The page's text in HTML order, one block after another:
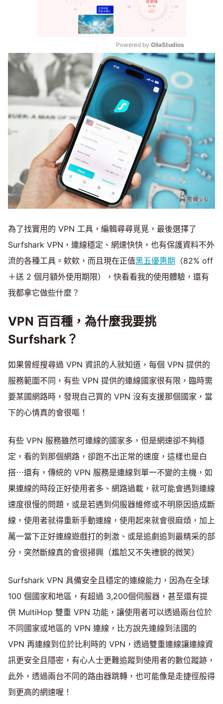
Powered by GliaStudios
為了找實用的 VPN 工具，編輯尋尋覓覓，最後選擇了
Surfshark VPN，連線穩定、網速快快，也有保護資料不外
流的各種工具。欸欸，而且現在正值黑五優惠期 （82% off
＋送 2 個月額外使用期限），快看看我的使用體驗，還有
我都拿它做些什麼？
VPN 百百種，為什麼我要挑
Surfshark？
如果曾經搜尋過 VPN 資訊的人就知道，每個 VPN 提供的
服務範圍不同，有些 VPN 提供的連線國家很有限，臨時需
要某國網路時，發現自己買的 VPN 沒有支援那個國家，當
下的心情真的會很嘔！
有些 VPN 服務雖然可連線的國家多，但是網速卻不夠穩
定，看的到那個網路，卻跑不出正常的速度，這樣也是白
搭⋯還有，傳統的 VPN 服務是連線到單一不變的主機，如
果連線的時段正好使用者多、網路過載，就可能會遇到連線
速度很慢的問題，或是若遇到伺服器維修或不明原因造成斷
線，使用者就得重新手動連線，使用起來就會很麻煩，加上
萬一當下正好連線遊戲打的刺激、或是追劇追到最精采的部
分，突然斷線真的會很掃興（尷尬又不失禮貌的微笑）
Surfshark VPN 具備安全且穩定的連線能力，因為在全球
100 個國家和地區，有超過 3,200個伺服器，甚至還有提
供 MultiHop 雙重 VPN 功能，讓使用者可以透過兩台位於
不同國家或地區的 VPN 連線，比方說先連線到法國的
VPN 再連線到位於比利時的 VPN，透過雙重連線讓連線資
訊更安全且隱密，有心人士更難追蹤到使用者的數位蹤跡，
此外，透過兩台不同的路由器跳轉，也可能像是走捷徑般得
到更高的網速喔！